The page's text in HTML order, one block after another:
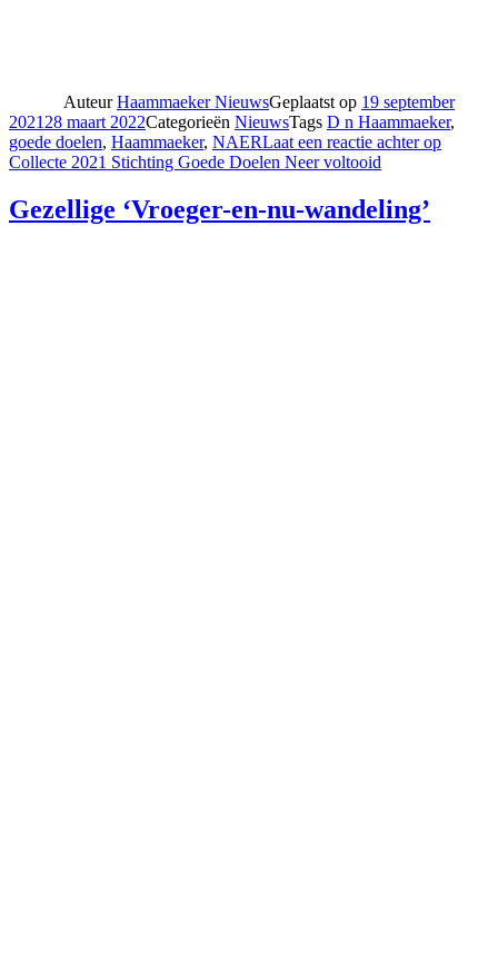
AuteurHaammaeker NieuwsGeplaatst op 19 september
202128 maart 2022Categorieën NieuwsTags D n Haammaeker,
goede doelen, Haammaeker, NAERLaat een reactie achterop
Collecte 2021 Stichting Goede Doelen Neer voltooid
Gezellige ‘Vroeger-en-nu-wandeling’